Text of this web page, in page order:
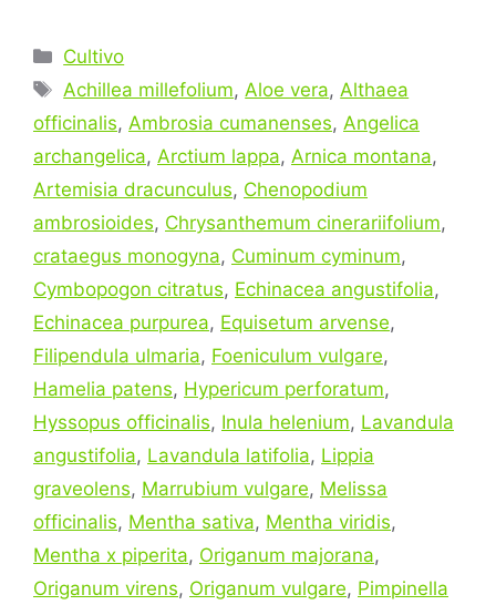
Categorías
Cultivo
Etiquetas
Achillea millefolium, Aloe vera, Althaea
officinalis, Ambrosia cumanenses, Angelica
archangelica, Arctium lappa, Arnica montana,
Artemisia dracunculus, Chenopodium
ambrosioides, Chrysanthemum cinerariifolium,
crataegus monogyna, Cuminum cyminum,
Cymbopogon citratus, Echinacea angustifolia,
Echinacea purpurea, Equisetum arvense,
Filipendula ulmaria, Foeniculum vulgare,
Hamelia patens, Hypericum perforatum,
Hyssopus officinalis, Inula helenium, Lavandula
angustifolia, Lavandula latifolia, Lippia
graveolens, Marrubium vulgare, Melissa
officinalis, Mentha sativa, Mentha viridis,
Mentha x piperita, Origanum majorana,
Origanum virens, Origanum vulgare, Pimpinella